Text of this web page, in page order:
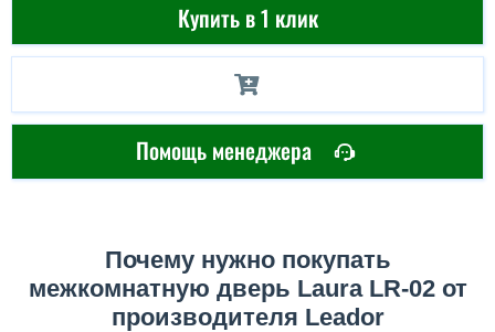
Купить в 1 клик
Помощь менеджера
Почему нужно покупать
межкомнатную дверь Laura LR-02 от
производителя Leador